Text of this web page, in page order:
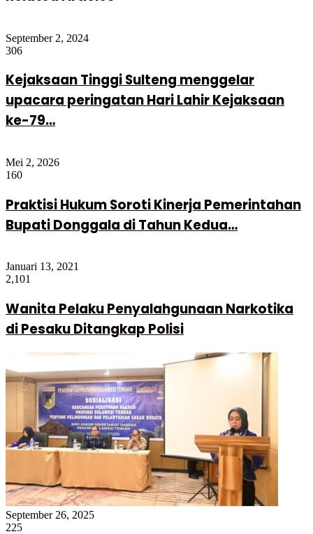
September 2, 2024
306
Kejaksaan Tinggi Sulteng menggelar
upacara peringatan Hari Lahir Kejaksaan
ke-79…
Mei 2, 2026
160
Praktisi Hukum Soroti Kinerja Pemerintahan
Bupati Donggala di Tahun Kedua…
Januari 13, 2021
2,101
Wanita Pelaku Penyalahgunaan Narkotika
di Pesaku Ditangkap Polisi
September 26, 2025
225